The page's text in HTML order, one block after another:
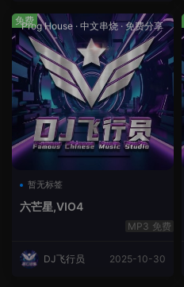
Prog House · 中文串烧·免费分享
暂无标签
六芒星,VIO4
免费
DJ飞行员 2025-10-30
免费